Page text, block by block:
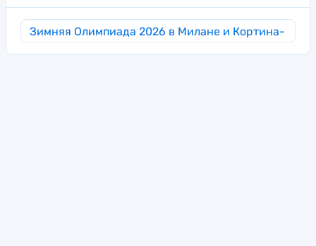
Зимняя Олимпиада 2026 в Милане и Кортина-
д’Ампеццо